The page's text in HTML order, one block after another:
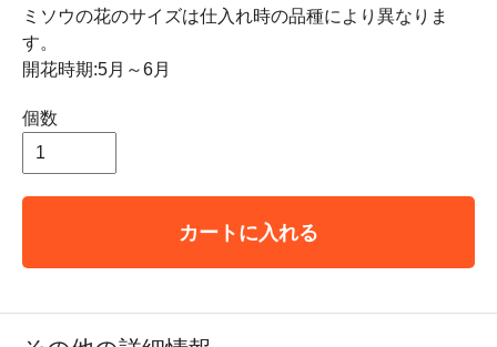
ミソウの花のサイズは仕入れ時の品種により異なりま
す。
開花時期:5月～6月
個数
カートに入れる